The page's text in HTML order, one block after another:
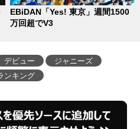
EBiDAN「Yes! 東京」週間1500
万回超でV3
デビュー
ジャニーズ
ンキング